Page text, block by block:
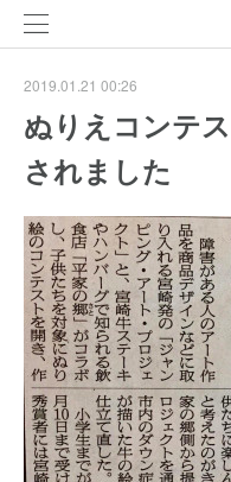
2019.01.21 00:26
ぬりえコンテ
されました